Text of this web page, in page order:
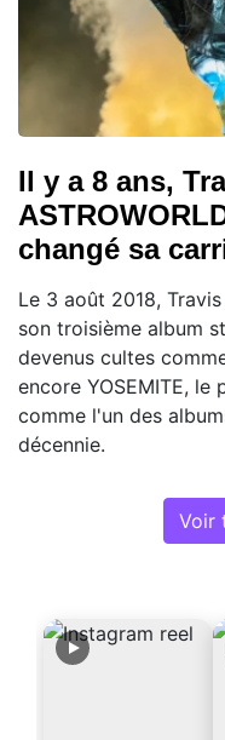
Il y a 8 ans,
changé sa
Le 3 août 2018,
son troisième album
devenus cultes
encore YOSEMITE,
comme l'un des
décennie.
Voir